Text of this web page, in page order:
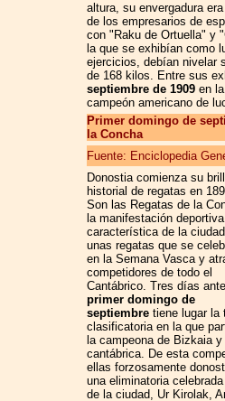
altura, su envergadura
de los empresarios de
con "Raku de Ortuella" y
la que se exhibían como
ejercicios, debían nivelar
de 168 kilos. Entre sus
septiembre de 1909 en
campeón americano de
Primer domingo de
la Concha
Fuente: Enciclopedia
Donostia comienza su
historial de regatas en
Son las Regatas de la
la manifestación
característica de la
unas regatas que se
en la Semana Vasca y
competidores de todo el
Cantábrico. Tres días
primer domingo de
septiembre tiene lugar la
clasificatoria en la que
la campeona de Bizkaia
cantábrica. De esta
ellas forzosamente
una eliminatoria
de la ciudad, Ur Kirolak,